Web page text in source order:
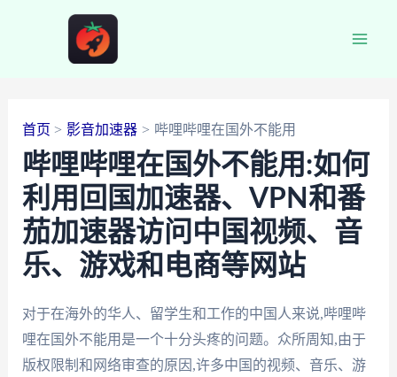
首页 影音加速器 哔哩哔哩在国外不能用
哔哩哔哩在国外不能用:如何
利用回国加速器、VPN和番
茄加速器访问中国视频、音
乐、游戏和电商等网站
对于在海外的华人、留学生和工作的中国人来说,哔哩哔
哩在国外不能用是一个十分头疼的问题。众所周知,由于
版权限制和网络审查的原因,许多中国的视频、音乐、游